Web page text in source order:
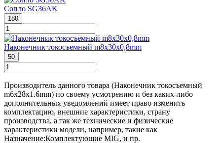
Сопло SG36AK
180
Наконечник токосъемный m8х30х0,8mm
50
Производитель данного товара (Наконечник токосъемный
m6х28х1.6mm) по своему усмотрению и без каких-либо
дополнительных уведомлений имеет право изменить
комплектацию, внешние характеристики, страну
производства, а так же технические и физические
характеристики модели, например, такие как
Назначение:Комплектующие MIG, и пр.